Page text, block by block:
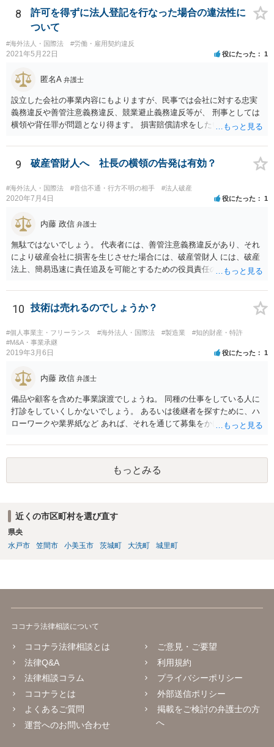
ので事案次第ではありますが。）。 また、海外での損害の発生の場合
には、まずどの法を適用するのかの問題があるので、どの国の損害で
生じた損害で、その問題に何法が適用されるのか、の判断が先行する
ので、事案聞かないことにはなんともといったところです。
8
許可を得ずに法人登記を行なった場合の違法性に
ついて
#海外法人・国際法 #労働・雇用契約違反
2021年5月22日 役にたった 1
匿名A 弁護士
設立した会社の事業内容にもよりますが、民事では会社に対する忠実
義務違反や善管注意義務違反、競業避止義務違反等が、 刑事としては
横領や背任罪が問題となり得ます。 損害賠償請求をしたいのか、刑事
等、ご希望によって進め方や必要な証拠が変わってきますので、速や
かにお近くの法律事務所に直接ご相談いただくことをおすすめいたし
9 破産管財人へ 社長の横領の告発は有効？
#海外法人・国際法 #音信不通・行方不明の相手 #法人破産
2020年7月4日 役にたった 1
内藤 政信 弁護士
無駄ではないでしょう。 代表者には、善管注意義務違反があり、それ
により破産会社に損害を生じさせた場合には、破産管財人 には、破産
法上、簡易迅速に責任追及を可能とするための役員責任の査定申立て
10 技術は売れるのでしょうか？
#個人事業主・フリーランス #海外法人・国際法 #製造業
#知的財産・特許
#M&A・事業承継
2019年3月6日 役にたった 1
内藤 政信 弁護士
備品や顧客を含めた事業譲渡でしょうね。 同種の仕事をしている人に
打診をしていくしかないでしょう。 あるいは後継者を探すために、ハ
ローワークや業界紙など あれば、それを通じて募集をかけてみるか。
もっとみる
近くの市区町村を選び直す
県央
水戸市
笠間市 小美玉市 茨城町 大洗町 城里町
ココナラ法律相談について
ココナラ法律相談とは
法律Q&A
法律相談コラム
ココナラとは
よくあるご質問
運営へのお問い合わせ
ご意見・ご要望
利用規約
プライバシーポリシー
外部送信ポリシー
掲載をご検討の弁護士の方
へ